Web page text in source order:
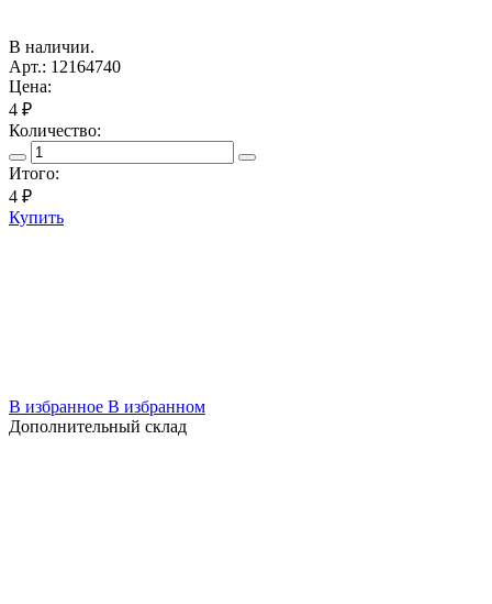
В наличии.
Арт.: 12164740
Цена:
4 ₽
Количество:
Итого:
4 ₽
Купить
В избранное В избранном
Дополнительный склад